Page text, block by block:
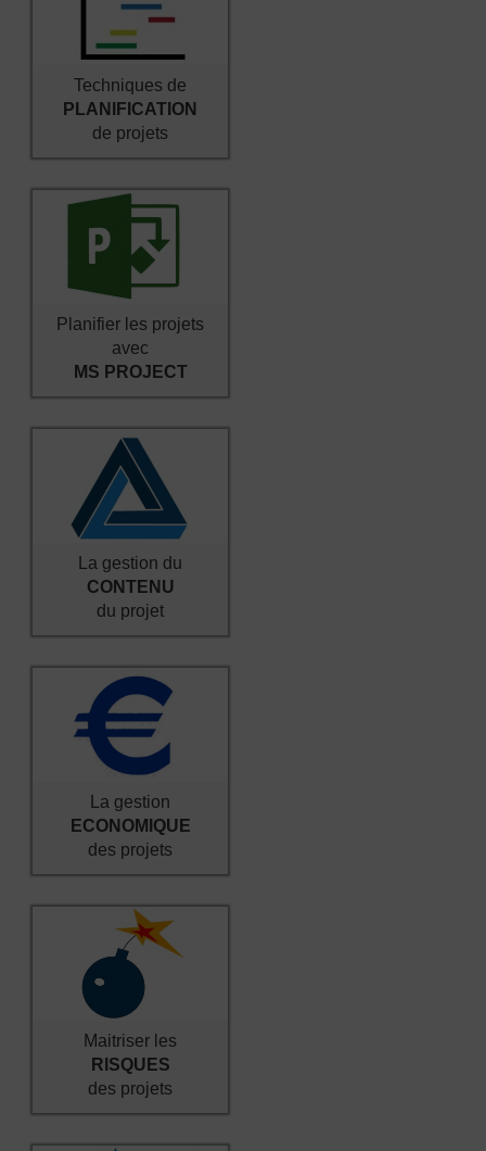
Techniques de
PLANIFICATION
de projets
Planifier les projets
avec
MS PROJECT
La gestion du
CONTENU
du projet
La gestion
ECONOMIQUE
des projets
Maitriser les
RISQUES
des projets